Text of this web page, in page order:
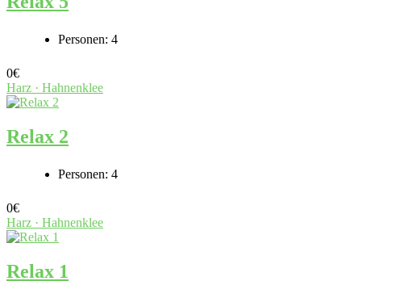
Personen: 4
0€
Harz · Hahnenklee
Relax 2
Personen: 4
0€
Harz · Hahnenklee
Relax 1